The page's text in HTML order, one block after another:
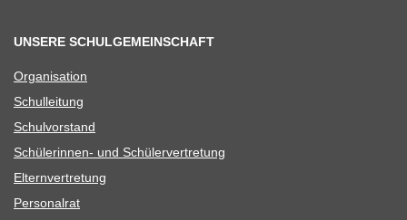
UNSERE SCHULGEMEINSCHAFT
Orga­ni­sa­tion
Schul­lei­tung
Schul­vor­stand
Schü­le­rin­nen- und Schülervertretung
Eltern­ver­tre­tung
Per­so­nal­rat